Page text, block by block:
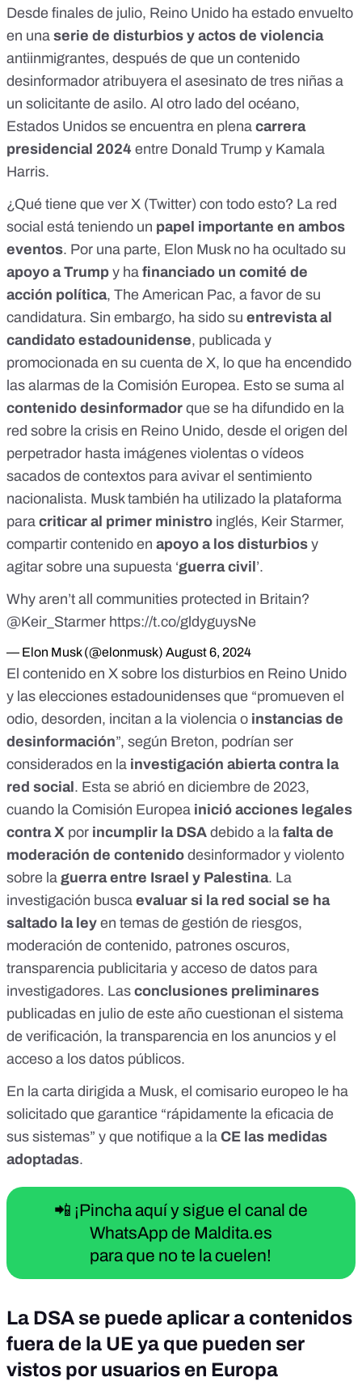
Desde finales de julio, Reino Unido ha estado envuelto
en una serie de disturbios y actos de violencia
antiinmigrantes, después de que un contenido
desinformador atribuyera el asesinato de tres niñas a
un solicitante de asilo. Al otro lado del océano,
Estados Unidos se encuentra en plena carrera
presidencial 2024 entre Donald Trump y Kamala
Harris.
¿Qué tiene que ver X (Twitter) con todo esto? La red
social está teniendo un papel importante en ambos
eventos. Por una parte, Elon Musk no ha ocultado su
apoyo a Trump y ha financiado un comité de
acción política, The American Pac, a favor de su
candidatura. Sin embargo, ha sido su entrevista al
candidato estadounidense, publicada y
promocionada en su cuenta de X, lo que ha encendido
las alarmas de la Comisión Europea. Esto se suma al
contenido desinformador que se ha difundido en la
red sobre la crisis en Reino Unido, desde el origen del
perpetrador hasta imágenes violentas o vídeos
sacados de contextos para avivar el sentimiento
nacionalista. Musk también ha utilizado la plataforma
para criticar al primer ministro inglés, Keir Starmer,
compartir contenido en apoyo a los disturbios y
agitar sobre una supuesta ‘guerra civil ’.
Why aren’t all communities protected in Britain?
@Keir_Starmer https://t.co/gldyguysNe
— Elon Musk (@elonmusk) August 6, 2024
El contenido en X sobre los disturbios en Reino Unido
y las elecciones estadounidenses que “promueven el
odio, desorden, incitan a la violencia o instancias de
desinformación”, según Breton, podrían ser
considerados en la investigación abierta contra la
red social . Esta se abrió en diciembre de 2023,
cuando la Comisión Europea inició acciones legales
contra X por incumplir la DSA debido a la falta de
moderación de contenido desinformador y violento
sobre la guerra entre Israel y Palestina. La
investigación busca evaluar si la red social se ha
saltado la ley en temas de gestión de riesgos,
moderación de contenido, patrones oscuros,
transparencia publicitaria y acceso de datos para
investigadores. Las conclusiones preliminares
publicadas en julio de este año cuestionan el sistema
de verificación, la transparencia en los anuncios y el
acceso a los datos públicos.
En la carta dirigida a Musk, el comisario europeo le ha
solicitado que garantice “rápidamente la eficacia de
sus sistemas” y que notifique a la CE las medidas
adoptadas.
📲 ¡Pincha aquí y sigue el canal de
WhatsApp de Maldita.es
para que no te la cuelen!
La DSA se puede aplicar a contenidos
fuera de la UE ya que pueden ser
vistos por usuarios en Europa